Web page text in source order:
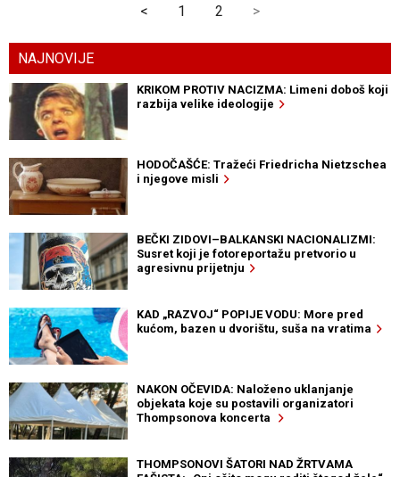
< 1 2 >
NAJNOVIJE
KRIKOM PROTIV NACIZMA: Limeni doboš koji
razbija velike ideologije
HODOČAŠĆE: Tražeći Friedricha Nietzschea
i njegove misli
BEČKI ZIDOVI–BALKANSKI NACIONALIZMI:
Susret koji je fotoreportažu pretvorio u
agresivnu prijetnju
KAD „RAZVOJ“ POPIJE VODU: More pred
kućom, bazen u dvorištu, suša na vratima
NAKON OČEVIDA: Naloženo uklanjanje
objekata koje su postavili organizatori
Thompsonova koncerta
THOMPSONOVI ŠATORI NAD ŽRTVAMA